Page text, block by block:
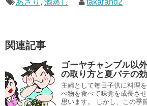
あさり , 酒蒸し takarand2
関連記事
ゴーヤチャンプル以
の取り方と夏バテの
主婦として毎日子供に料理
べ物を食べて味覚を成長さ
思います。 しかし、この季